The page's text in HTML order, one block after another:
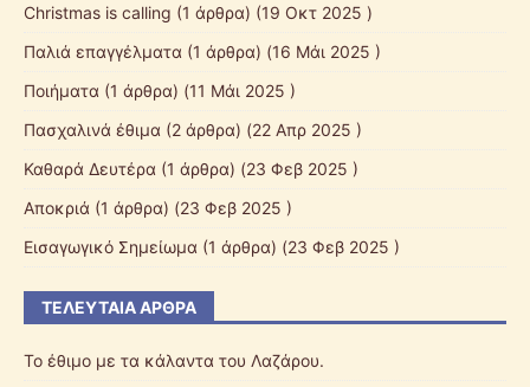
Christmas is calling (1 άρθρα) (19 Οκτ 2025 )
Παλιά επαγγέλματα (1 άρθρα) (16 Μάι 2025 )
Ποιήματα (1 άρθρα) (11 Μάι 2025 )
Πασχαλινά έθιμα (2 άρθρα) (22 Απρ 2025 )
Καθαρά Δευτέρα (1 άρθρα) (23 Φεβ 2025 )
Αποκριά (1 άρθρα) (23 Φεβ 2025 )
Εισαγωγικό Σημείωμα (1 άρθρα) (23 Φεβ 2025 )
ΤΕΛΕΥΤΑΊΑ ΆΡΘΡΑ
Το έθιμο με τα κάλαντα του Λαζάρου.